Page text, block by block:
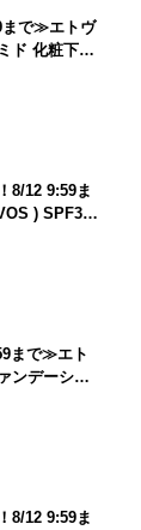
まで≫エトヴ
ド 化粧下地
敏感肌 乾燥
ー ベース
8/12 9:59ま
) SPF36
レット 3色
石けんオフ
まで≫エト
ンデーショ
ンデ 敏感肌
激 カバー力
8/12 9:59ま